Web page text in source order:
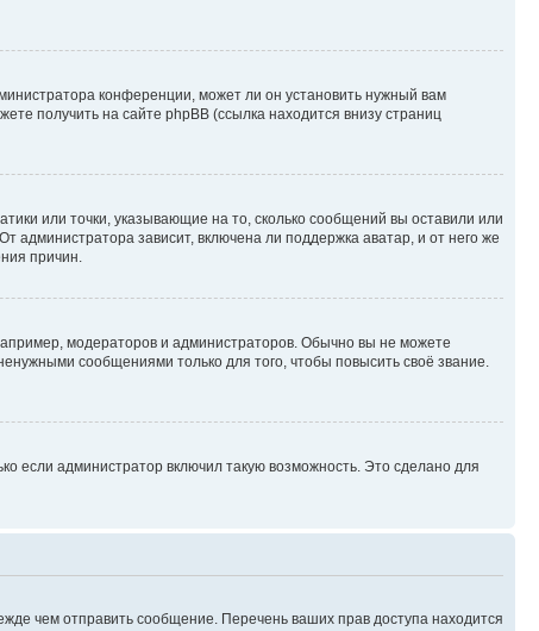
конференции, может ли он установить нужный вам
получить на сайте phpBB (ссылка находится внизу страниц
или точки, указывающие на то, сколько сообщений вы оставили или
администратора зависит, включена ли поддержка аватар, и от него же
причин.
модераторов и администраторов. Обычно вы не можете
сообщениями только для того, чтобы повысить своё звание.
если администратор включил такую возможность. Это сделано для
чем отправить сообщение. Перечень ваших прав доступа находится